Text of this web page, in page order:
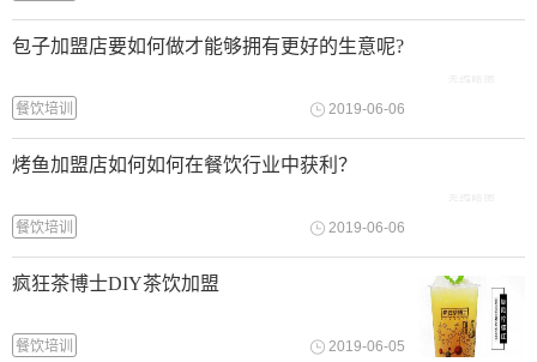
包子加盟店要如何做才能够拥有更好的生意呢?
2019-06-06
餐饮培训
烤鱼加盟店如何如何在餐饮行业中获利？
2019-06-06
餐饮培训
疯狂茶博士DIY茶饮加盟
2019-06-05
餐饮培训